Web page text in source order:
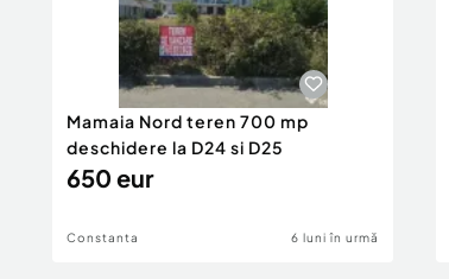
Mamaia Nord teren 700 mp
deschidere la D24 si D25
650 eur
Constanta 6 luni în urmă